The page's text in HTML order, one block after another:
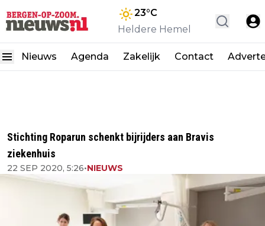
23°C
Heldere Hemel
Nieuws Agenda Zakelijk Contact
Stichting Roparun schenkt bijrijders aan Bravis
ziekenhuis
22 SEP 2020, 5:26•NIEUWS